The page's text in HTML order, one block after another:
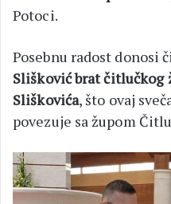
Potoci.
Posebnu radost donosi
Slišković brat čitlučkog
Sliškovića, što ovaj
povezuje sa župom